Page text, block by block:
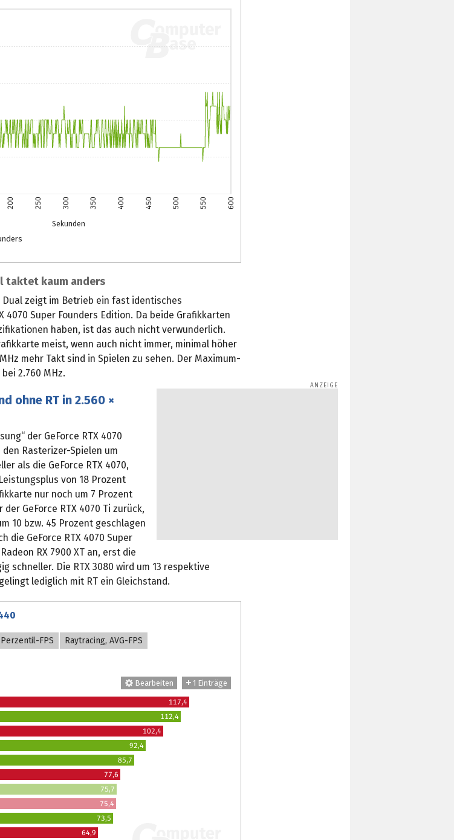
200 250 300 350 400 450 500 550 600
Sekunden
taktet kaum anders
Dual zeigt im Betrieb ein fast identisches
4070 Super Founders Edition. Da beide Grafikkarten
haben, ist das auch nicht verwunderlich.
meist, wenn auch nicht immer, minimal höher
mehr Takt sind in Spielen zu sehen. Der Maximum-
2.760 MHz.
ohne RT in 2.560 ×
der GeForce RTX 4070
Rasterizer-Spielen um
als die GeForce RTX 4070,
von 18 Prozent
nur noch um 7 Prozent
GeForce RTX 4070 Ti zurück,
10 bzw. 45 Prozent geschlagen
die GeForce RTX 4070 Super
RX 7900 XT an, erst die
schneller. Die RTX 3080 wird um 13 respektive
lediglich mit RT ein Gleichstand.
FPS
Raytracing, AVG-FPS
1 Einträge
Bearbeiten
117,4
112,4
102,4
92,4
85,7
77,6
75,7
75,4
73,5
64,9